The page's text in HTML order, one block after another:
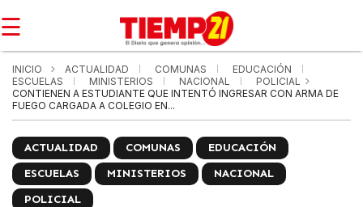
☰
INICIO ACTUALIDAD COMUNAS
EDUCACIÓN
ESCUELAS
MINISTERIOS NACIONAL
POLICIAL
CONTIENEN A ESTUDIANTE QUE INTENTÓ INGRESAR CON ARMA DE
FUEGO CARGADA A COLEGIO EN...
ACTUALIDAD COMUNAS
EDUCACIÓN
ESCUELAS
MINISTERIOS
NACIONAL
POLICIAL